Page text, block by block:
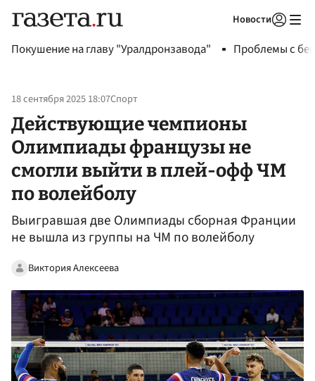
Новости
Покушение на главу "Уралдронзавода" Проблемы с
18 сентября 2025 18:07Спорт
Действующие чемпионы
Олимпиады французы не
смогли выйти в плей-офф ЧМ
по волейболу
Выигравшая две Олимпиады сборная Франции
не вышла из группы на ЧМ по волейболу
Виктория Алексеева